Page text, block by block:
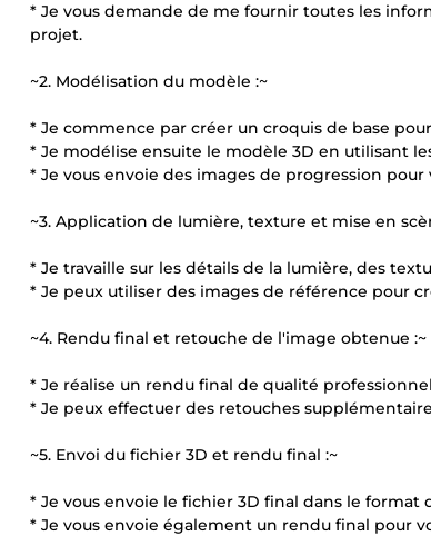
* Je vous demande de me fournir toutes les
projet.
~2. Modélisation du modèle :~
* Je commence par créer un croquis de base
* Je modélise ensuite le modèle 3D en utilisant
* Je vous envoie des images de progression
~3. Application de lumière, texture et mise en
* Je travaille sur les détails de la lumière, des
* Je peux utiliser des images de référence pour
~4. Rendu final et retouche de l'image obtenue :~
* Je réalise un rendu final de qualité
* Je peux effectuer des retouches
~5. Envoi du fichier 3D et rendu final :~
* Je vous envoie le fichier 3D final dans le format
* Je vous envoie également un rendu final pour